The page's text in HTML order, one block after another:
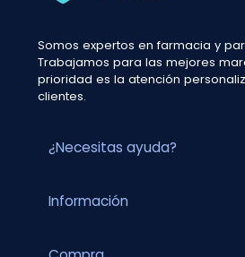
Somos expertos en farmacia y
Trabajamos para las mejores
prioridad es la atención
clientes.
¿Necesitas ayuda?
Información